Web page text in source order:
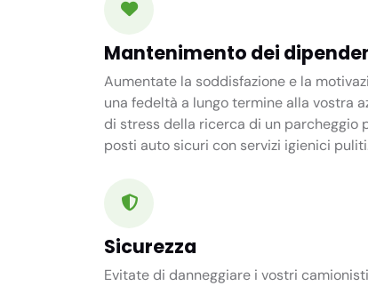
Mantenimento dei
Aumentate la soddisfazione e la
una fedeltà a lungo termine alla vostra
di stress della ricerca di un parcheggio
posti auto sicuri con servizi igienici
Sicurezza
Evitate di danneggiare i vostri